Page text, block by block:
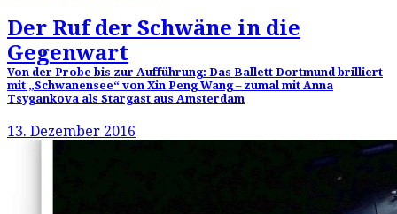
Der Ruf der Schwäne in die
Gegenwart
Von der Probe bis zur Aufführung: Das Ballett Dortmund brilliert
mit „Schwanensee“ von Xin Peng Wang – zumal mit Anna
Tsygankova als Stargast aus Amsterdam
13. Dezember 2016